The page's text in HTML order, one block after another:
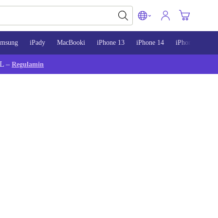
iPady MacBooki iPhone 13 iPhone 14 iPhone 15
– Regulamin